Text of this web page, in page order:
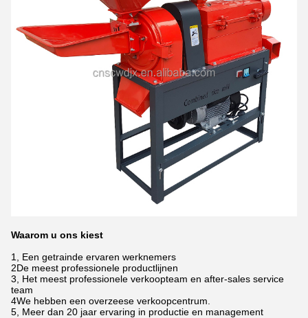
Waarom u ons kiest
1, Een getrainde ervaren werknemers
2De meest professionele productlijnen
3, Het meest professionele verkoopteam en after-sales service
team
4We hebben een overzeese verkoopcentrum.
5, Meer dan 20 jaar ervaring in productie en management